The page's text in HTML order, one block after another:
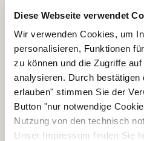
Diese Webseite verwendet
Wir verwenden Cookies, um
personalisieren, Funktionen
zu können und die Zugriffe
analysieren. Durch bestätigen
erlauben" stimmen Sie der
Button "nur notwendige
Nutzung von den technisch
Unser Impressum finden Sie
E-Mail:
info@jorkisch.de
Folgen Sie dem Joda®-Marken-
Unsere
▶ Haus & Garten